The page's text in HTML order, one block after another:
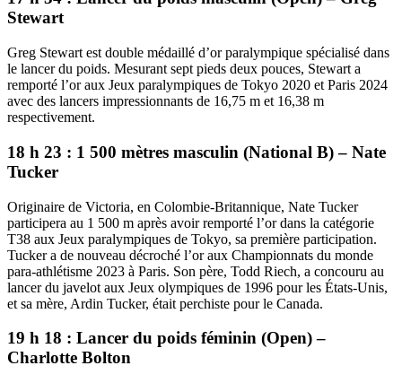
Stewart
Greg Stewart est double médaillé d’or paralympique spécialisé dans
le lancer du poids. Mesurant sept pieds deux pouces, Stewart a
remporté l’or aux Jeux paralympiques de Tokyo 2020 et Paris 2024
avec des lancers impressionnants de 16,75 m et 16,38 m
respectivement.
18 h 23 : 1 500 mètres masculin (National B) – Nate
Tucker
Originaire de Victoria, en Colombie-Britannique, Nate Tucker
participera au 1 500 m après avoir remporté l’or dans la catégorie
T38 aux Jeux paralympiques de Tokyo, sa première participation.
Tucker a de nouveau décroché l’or aux Championnats du monde
para-athlétisme 2023 à Paris. Son père, Todd Riech, a concouru au
lancer du javelot aux Jeux olympiques de 1996 pour les États-Unis,
et sa mère, Ardin Tucker, était perchiste pour le Canada.
19 h 18 : Lancer du poids féminin (Open) –
Charlotte Bolton